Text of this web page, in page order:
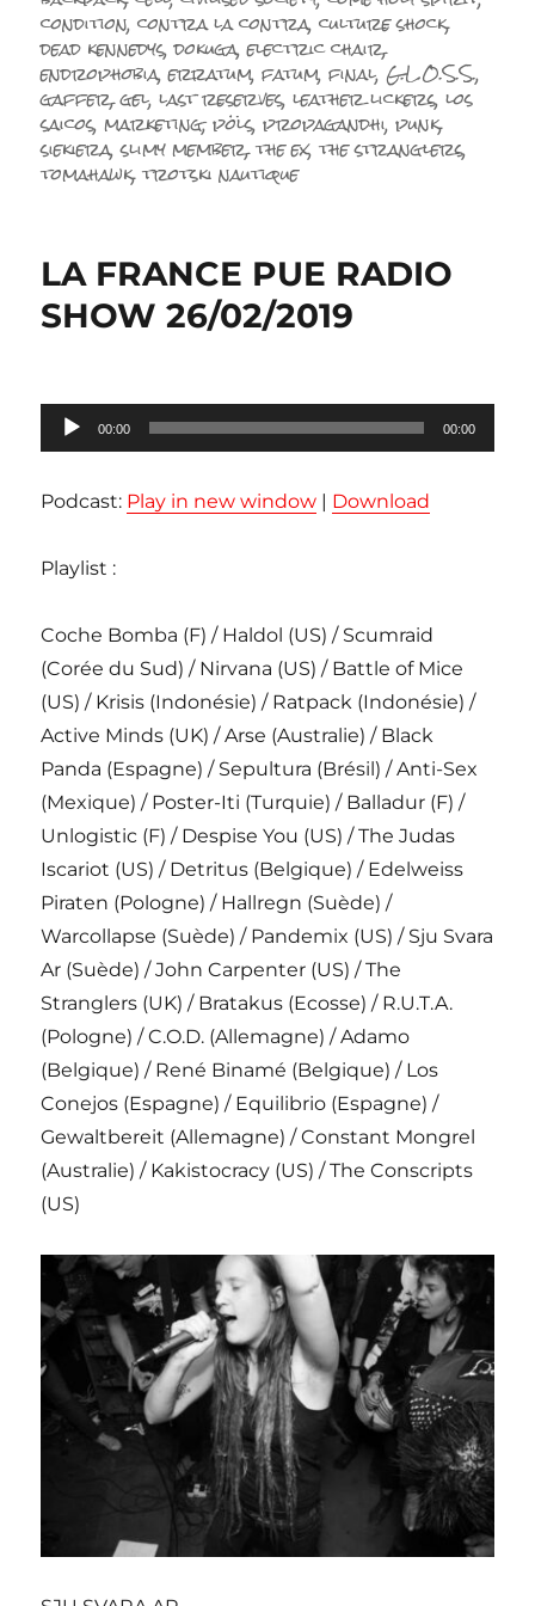
condition,contra la contra,culture shock,
dead kennedys,dokuga,electric chair,
endrophobia,erratum,fatum,final,G.L.O.S.S.,
gaffer,gel,last reserves,leather lickers,los
saicos,marketing,pöls,propagandhi,punk,
siekiera,slimy member,the ex,the stranglers,
tomahawk,trotski nautique
LA FRANCE PUE RADIO
SHOW 26/02/2019
Lecteur
audio
00:00 00:00
Podcast: Play in new window | Download
Playlist :
Coche Bomba (F) / Haldol (US) / Scumraid
(Corée du Sud) / Nirvana (US) / Battle of Mice
(US) / Krisis (Indonésie) / Ratpack (Indonésie) /
Active Minds (UK) / Arse (Australie) / Black
Panda (Espagne) / Sepultura (Brésil) / Anti-Sex
(Mexique) / Poster-Iti (Turquie) / Balladur (F) /
Unlogistic (F) / Despise You (US) / The Judas
Iscariot (US) / Detritus (Belgique) / Edelweiss
Piraten (Pologne) / Hallregn (Suède) /
Warcollapse (Suède) / Pandemix (US) / Sju Svara
Ar (Suède) / John Carpenter (US) / The
Stranglers (UK) / Bratakus (Ecosse) / R.U.T.A.
(Pologne) / C.O.D. (Allemagne) / Adamo
(Belgique) / René Binamé (Belgique) / Los
Conejos (Espagne) / Equilibrio (Espagne) /
Gewaltbereit (Allemagne) / Constant Mongrel
(Australie) / Kakistocracy (US) / The Conscripts
(US)